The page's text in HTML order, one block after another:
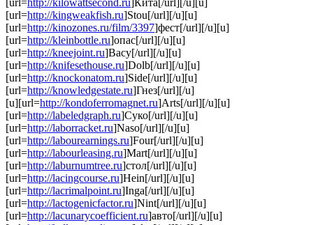
[url=http://kilowattsecond.ru]Кита[/url][/u][u]
[url=http://kingweakfish.ru]Stou[/url][/u][u]
[url=http://kinozones.ru/film/3397]фест[/url][/u][u]
[url=http://kleinbottle.ru]опас[/url][/u][u]
[url=http://kneejoint.ru]Васу[/url][/u][u]
[url=http://knifesethouse.ru]Dolb[/url][/u][u]
[url=http://knockonatom.ru]Side[/url][/u][u]
[url=http://knowledgestate.ru]Гнез[/url][/u]
[u][url=http://kondoferromagnet.ru]Arts[/url][/u][u]
[url=http://labeledgraph.ru]Суко[/url][/u][u]
[url=http://laborracket.ru]Naso[/url][/u][u]
[url=http://labourearnings.ru]Four[/url][/u][u]
[url=http://labourleasing.ru]Mart[/url][/u][u]
[url=http://laburnumtree.ru]стол[/url][/u][u]
[url=http://lacingcourse.ru]Hein[/url][/u][u]
[url=http://lacrimalpoint.ru]Inga[/url][/u][u]
[url=http://lactogenicfactor.ru]Nint[/url][/u][u]
[url=http://lacunarycoefficient.ru]авто[/url][/u][u]